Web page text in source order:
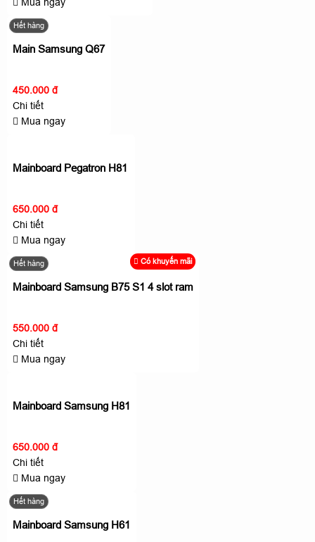
Hết hàng
Main Samsung Q67
450.000 đ
Chi tiết
Mua ngay
Mainboard Pegatron H81
650.000 đ
Chi tiết
Mua ngay
Có khuyến mãi
Hết hàng
Mainboard Samsung B75 S1 4 slot ram
550.000 đ
Chi tiết
Mua ngay
Mainboard Samsung H81
650.000 đ
Chi tiết
Mua ngay
Hết hàng
Mainboard Samsung H61